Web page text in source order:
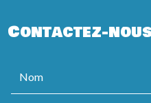
Contactez-